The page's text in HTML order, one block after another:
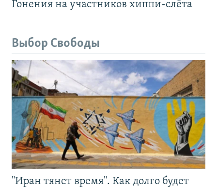
Гонения на участников хиппи-слёта
Выбор Свободы
"Иран тянет время". Как долго будет